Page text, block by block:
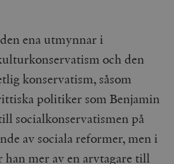
ena utmynnar i
och den
konservatism, såsom
politiker som Benjamin
socialkonservatismen på
av sociala reformer, men i
mer av en arvtagare till